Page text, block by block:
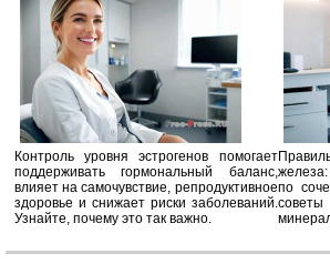
Контроль уровня эстрогенов помогает
поддерживать гормональный баланс,
влияет на самочувствие, репродуктивное
здоровье и снижает риски заболеваний.
Узнайте, почему это так важно.
по